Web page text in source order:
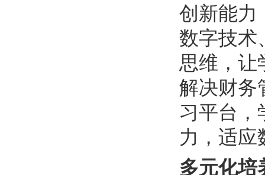
创新能力
数字技术
思维，让
解决财务
习平台，
力，适应
多元化培